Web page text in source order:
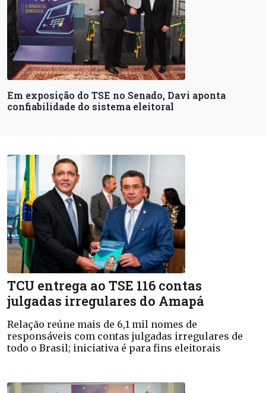
Em exposição do TSE no Senado, Davi aponta
confiabilidade do sistema eleitoral
TCU entrega ao TSE 116 contas
julgadas irregulares do Amapá
Relação reúne mais de 6,1 mil nomes de
responsáveis com contas julgadas irregulares de
todo o Brasil; iniciativa é para fins eleitorais